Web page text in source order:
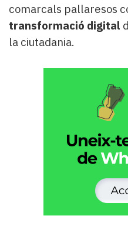
comarcals pallaresos
transformació digital
la ciutadania.